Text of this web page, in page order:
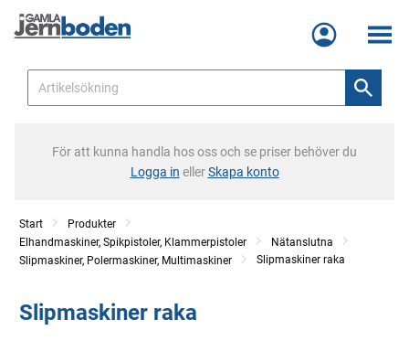
Meny
För att kunna handla hos oss och se priser behöver du
Logga in ellerSkapa konto
Start
Produkter
Elhandmaskiner, Spikpistoler, Klammerpistoler
Nätanslutna
Slipmaskiner, Polermaskiner, Multimaskiner
Slipmaskiner raka
Slipmaskiner raka